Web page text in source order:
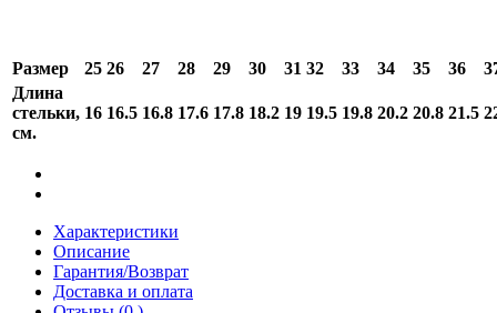
Размер 25 26 27 28 29 30 31 32 33 34 35 36
Длина
стельки,
см.
16 16.5 16.8 17.6 17.8 18.2 19 19.5 19.8 20.2 20.8 21.5
Характеристики
Описание
Гарантия/Возврат
Доставка и оплата